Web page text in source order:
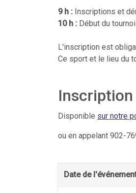
9 h : Inscriptions et
10 h : Début du tournoi
L'inscription est
Ce sport et le lieu du
Inscription
Disponible sur notre
ou en appelant 902-
Date de